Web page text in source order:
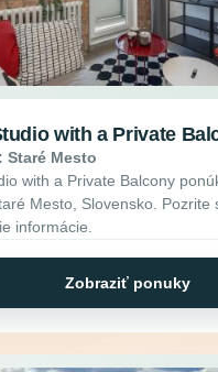
with a Private
Staré Mesto
with a Private Balcony
Mesto, Slovensko. Pozrite
informácie.
Zobraziť ponuky